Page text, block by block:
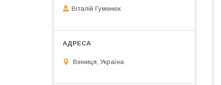
Віталій Гуменюк
Вінниця, Україна